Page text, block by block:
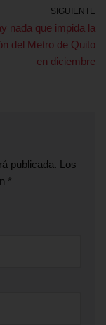
SIGUIENTE
nada que impida la
del Metro de Quito
en diciembre
publicada. Los
*